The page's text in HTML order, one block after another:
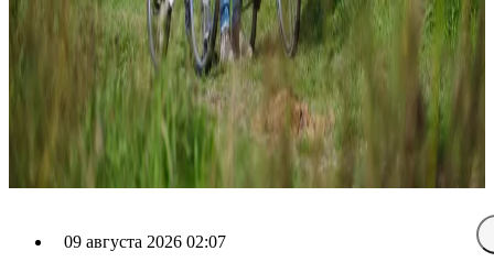
09 августа 2026 02:07